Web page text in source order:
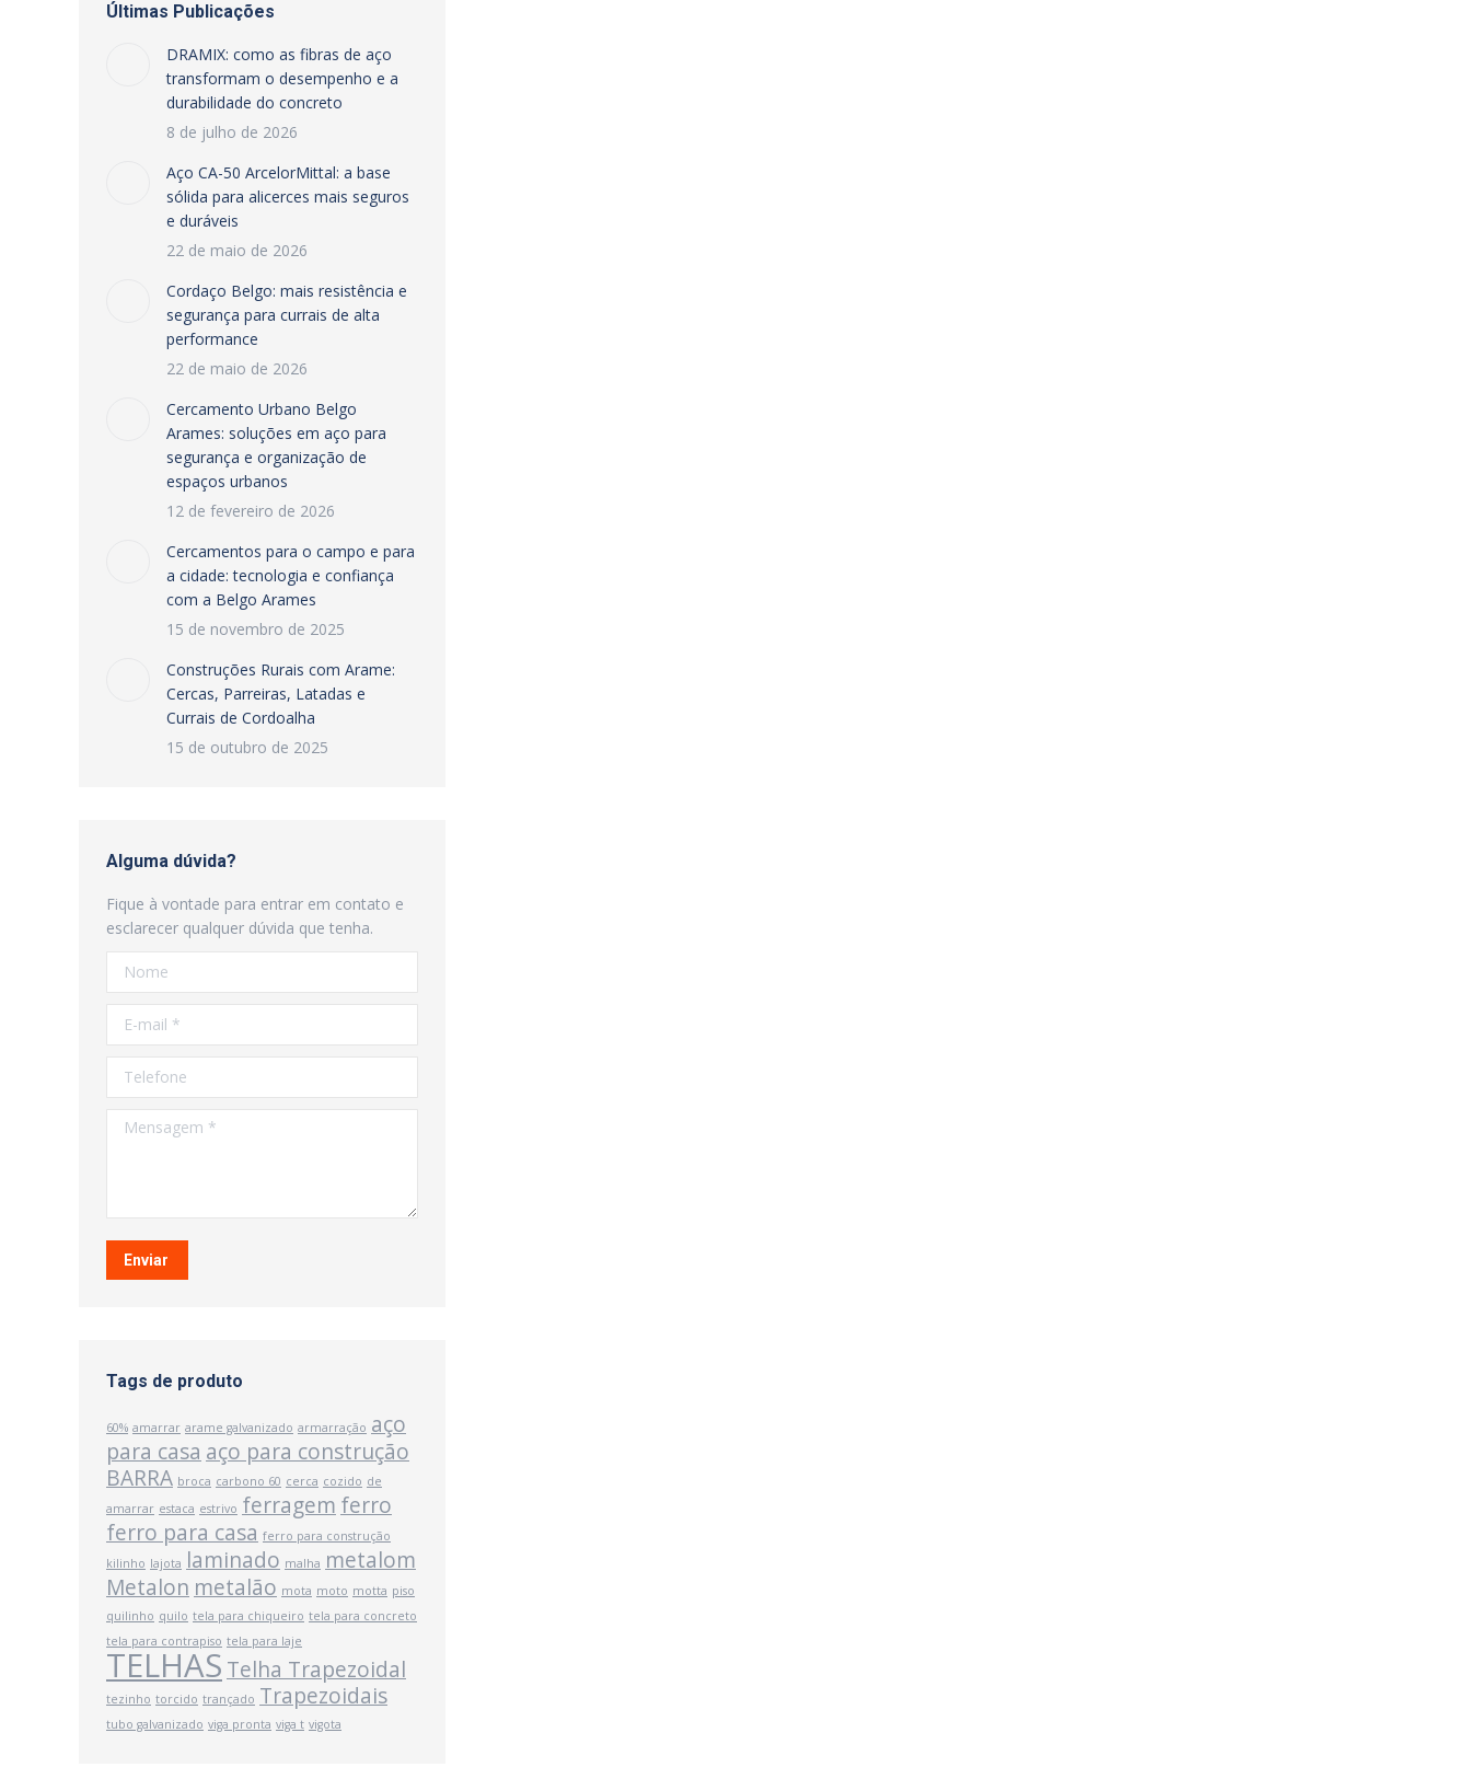
Últimas Publicações
DRAMIX: como as fibras de aço
transformam o desempenho e a
durabilidade do concreto
8 de julho de 2026
Aço CA-50 ArcelorMittal: a base
sólida para alicerces mais seguros
e duráveis
22 de maio de 2026
Cordaço Belgo: mais resistência e
segurança para currais de alta
performance
22 de maio de 2026
Cercamento Urbano Belgo
Arames: soluções em aço para
segurança e organização de
espaços urbanos
12 de fevereiro de 2026
Cercamentos para o campo e para
a cidade: tecnologia e confiança
com a Belgo Arames
15 de novembro de 2025
Construções Rurais com Arame:
Cercas, Parreiras, Latadas e
Currais de Cordoalha
15 de outubro de 2025
Alguma dúvida?
Fique à vontade para entrar em contato e
esclarecer qualquer dúvida que tenha.
Nome
E-mail *
Telefone
Mensagem *
Enviar
Tags de produto
60% amarrar arame galvanizado armarração aço
para casa aço para construção
BARRA broca carbono 60 cerca cozido de
amarrar estaca estrivo ferragem ferro
ferro para casa ferro para construção
kilinho lajota laminado malha metalom
Metalon metalão mota moto motta piso
quilinho quilo tela para chiqueiro tela para concreto
tela para contrapiso tela para laje
TELHAS Telha Trapezoidal
tezinho torcido trançado Trapezoidais
tubo galvanizado viga pronta viga t vigota